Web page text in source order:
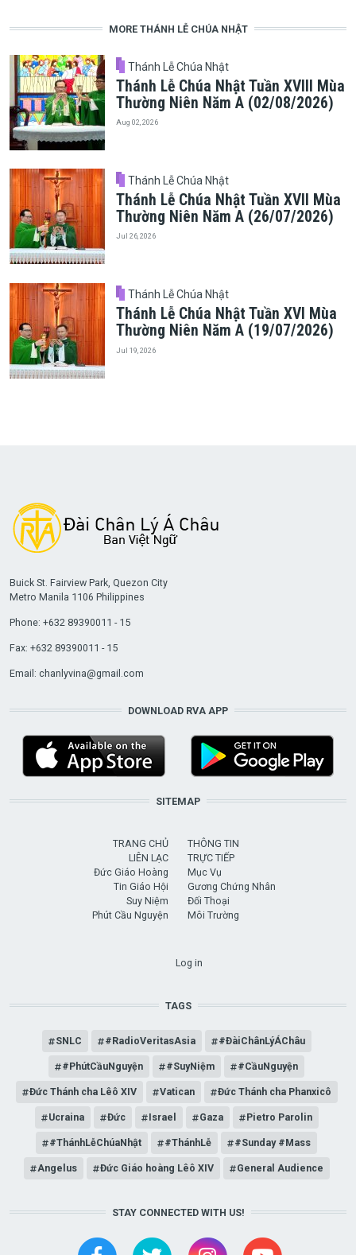
MORE THÁNH LỄ CHÚA NHẬT
Thánh Lễ Chúa Nhật
Thánh Lễ Chúa Nhật Tuần XVIII Mùa
Thường Niên Năm A (02/08/2026)
Aug 02, 2026
Thánh Lễ Chúa Nhật
Thánh Lễ Chúa Nhật Tuần XVII Mùa
Thường Niên Năm A (26/07/2026)
Jul 26, 2026
Thánh Lễ Chúa Nhật
Thánh Lễ Chúa Nhật Tuần XVI Mùa
Thường Niên Năm A (19/07/2026)
Jul 19, 2026
Buick St. Fairview Park, Quezon City
Metro Manila 1106 Philippines
Phone: +632 89390011 - 15
Fax: +632 89390011 - 15
Email: chanlyvina@gmail.com
DOWNLOAD RVA APP
SITEMAP
TRANG CHỦ
LIÊN LẠC
Đức Giáo Hoàng
Tin Giáo Hội
Suy Niệm
Phút Cầu Nguyện
THÔNG TIN
TRỰC TIẾP
Mục Vụ
Gương Chứng Nhân
Đối Thoại
Môi Trường
Log in
TAGS
SNLC #RadioVeritasAsia #ĐàiChânLýÁChâu
#PhútCầuNguyện #SuyNiệm #CầuNguyện
Đức Thánh cha Lêô XIV Vatican Đức Thánh cha Phanxicô
Ucraina Đức Israel Gaza Pietro Parolin
#ThánhLễChúaNhật #ThánhLễ #Sunday #Mass
Angelus Đức Giáo hoàng Lêô XIV General Audience
STAY CONNECTED WITH US!